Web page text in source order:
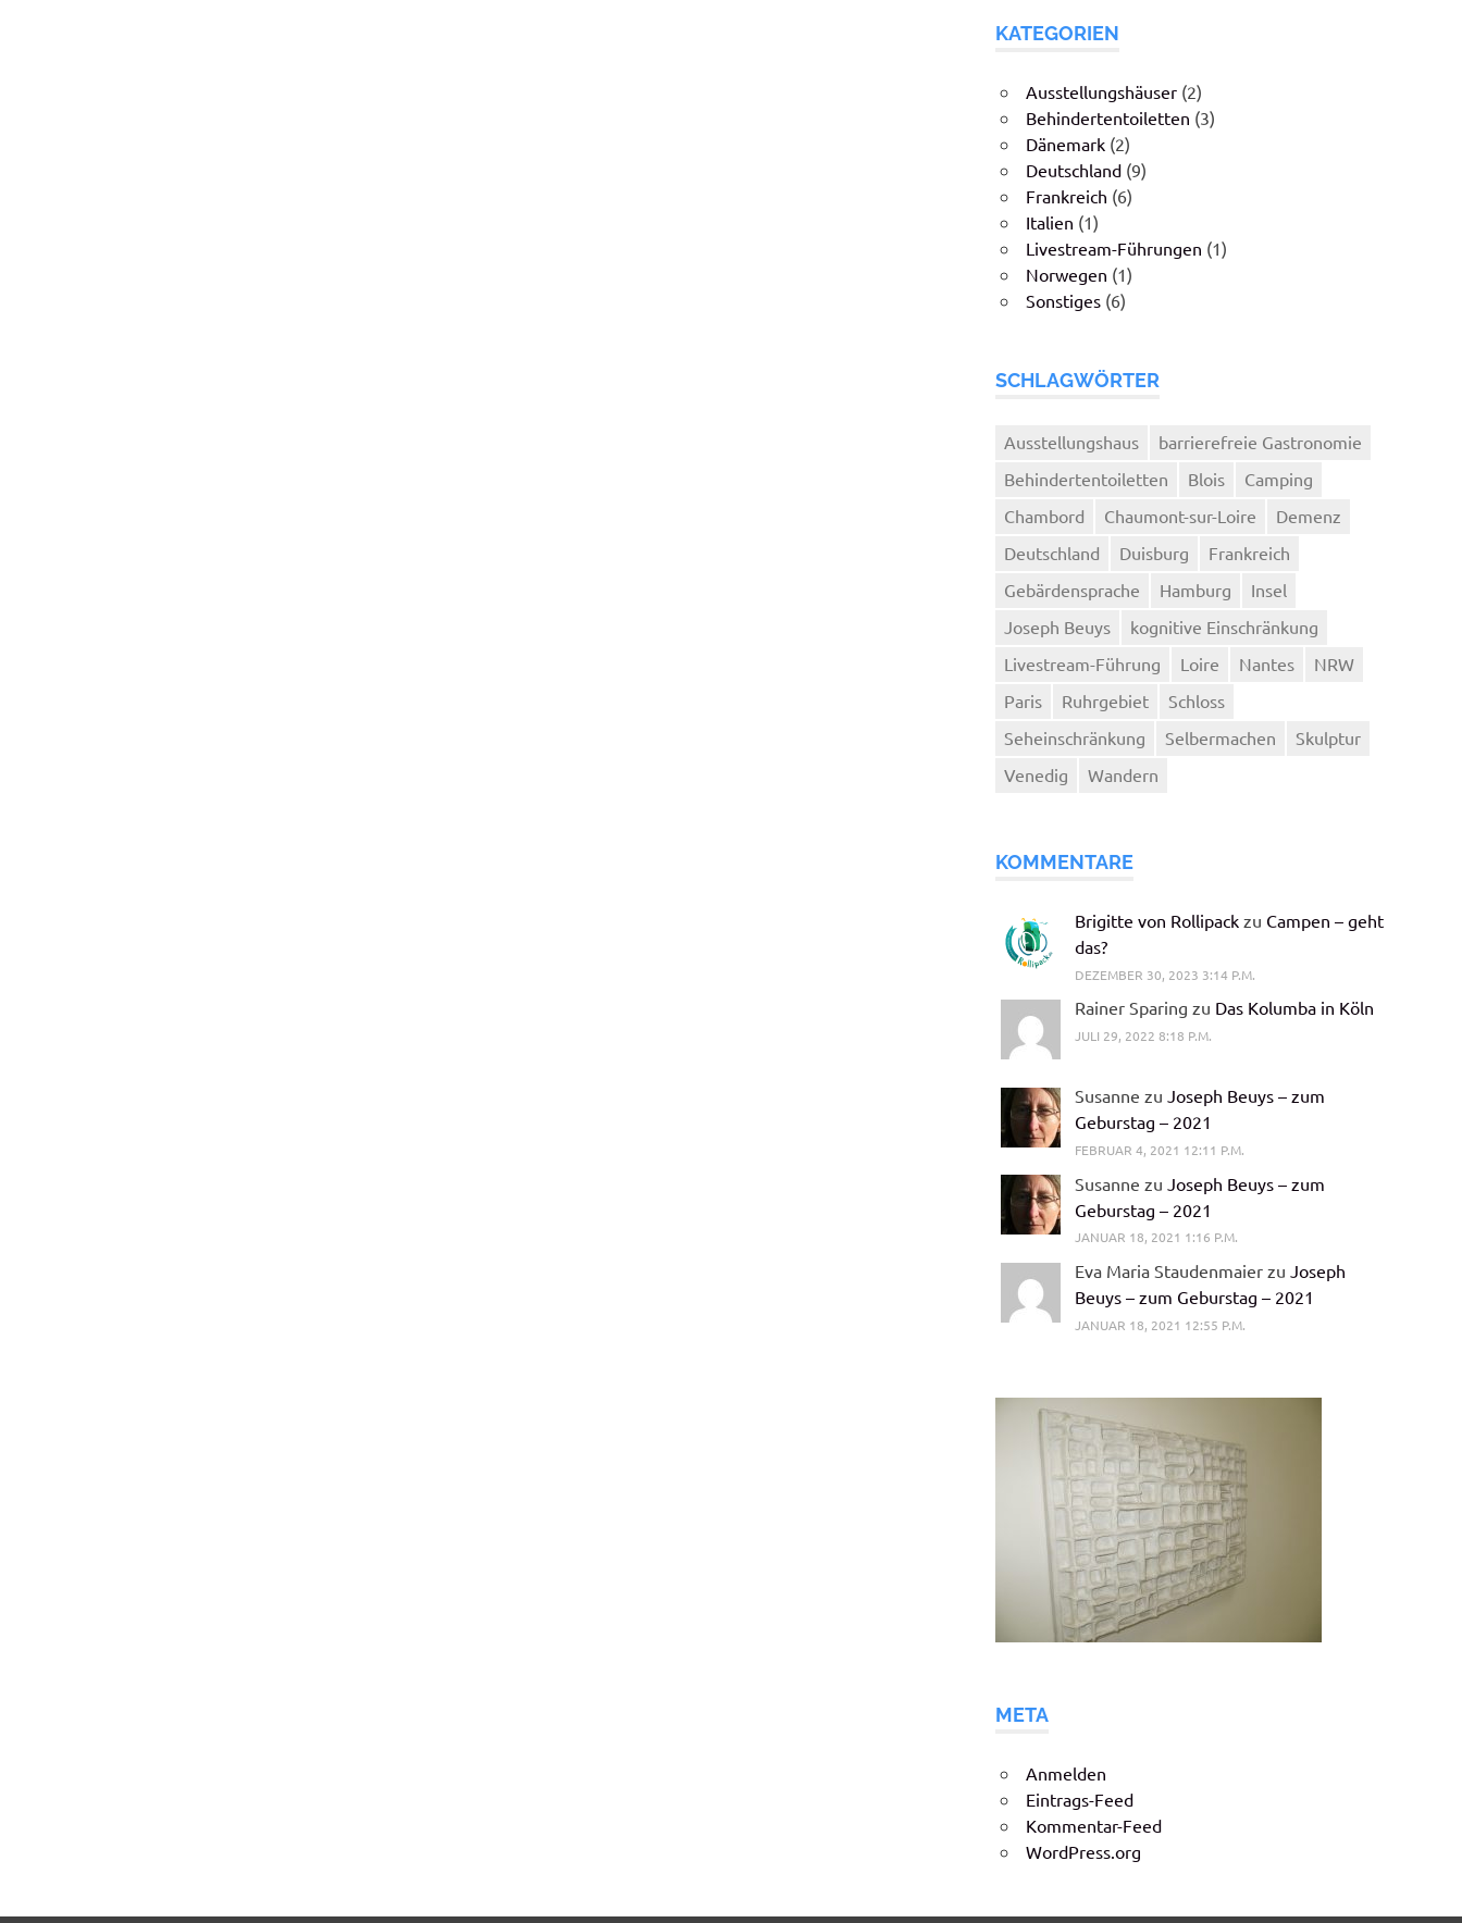
KATEGORIEN
Ausstellungshäuser (2)
Behindertentoiletten (3)
Dänemark (2)
Deutschland (9)
Frankreich (6)
Italien (1)
Livestream-Führungen (1)
Norwegen (1)
Sonstiges (6)
SCHLAGWÖRTER
Ausstellungshaus
barrierefreie Gastronomie
Behindertentoiletten
Blois
Camping
Chambord
Chaumont-sur-Loire
Demenz
Deutschland
Duisburg
Frankreich
Gebärdensprache
Hamburg
Insel
Joseph Beuys
kognitive Einschränkung
Livestream-Führung
Loire Nantes
NRW
Paris
Ruhrgebiet
Schloss
Seheinschränkung
Selbermachen
Skulptur
Venedig
Wandern
KOMMENTARE
Brigitte von Rollipackzu Campen – geht
das?
DEZEMBER 30, 2023 3:14 P.M.
Rainer Sparing zu Das Kolumba in Köln
JULI 29, 2022 8:18 P.M.
Susanne zu Joseph Beuys – zum
Geburstag – 2021
FEBRUAR 4, 2021 12:11 P.M.
Susanne zu Joseph Beuys – zum
Geburstag – 2021
JANUAR 18, 2021 1:16 P.M.
Eva Maria Staudenmaier zu Joseph
Beuys – zum Geburstag – 2021
JANUAR 18, 2021 12:55 P.M.
META
Anmelden
Eintrags-Feed
Kommentar-Feed
WordPress.org